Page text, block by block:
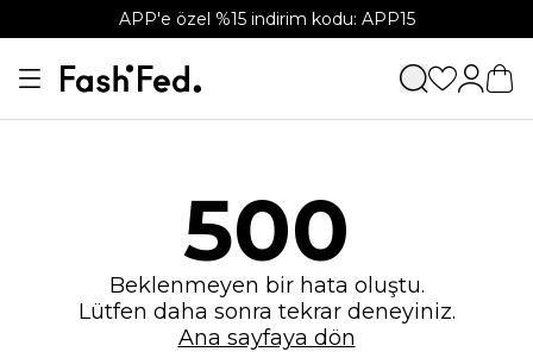
APP'e özel %15 indirim kodu: APP15
500
Beklenmeyen bir hata oluştu.
Lütfen daha sonra tekrar deneyiniz.
Ana sayfaya dön